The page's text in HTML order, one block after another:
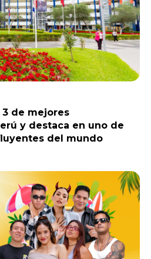
3 de mejores
y destaca en uno de
del mundo